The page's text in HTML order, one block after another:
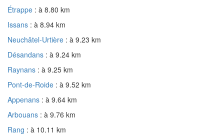
Étrappe : à 8.80 km
Issans : à 8.94 km
Neuchâtel-Urtière : à 9.23 km
Désandans : à 9.24 km
Raynans : à 9.25 km
Pont-de-Roide : à 9.52 km
Appenans : à 9.64 km
Arbouans : à 9.76 km
Rang : à 10.11 km